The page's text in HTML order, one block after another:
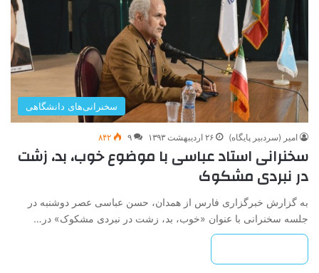
سخنرانی‌های دانشگاهی
امیر (سردبیر پایگاه) ۲۶ اردیبهشت ۱۳۹۳ ۹ ۸۴۲
سخنرانی استاد عباسی با موضوع خوب، بد، زشت
در نبردی مشکوک
به گزارش خبرگزاری فارس از همدان، حسن عباسی عصر دوشنبه در
جلسه سخنرانی با عنوان «خوب، بد، زشت در نبردی مشکوک» در…